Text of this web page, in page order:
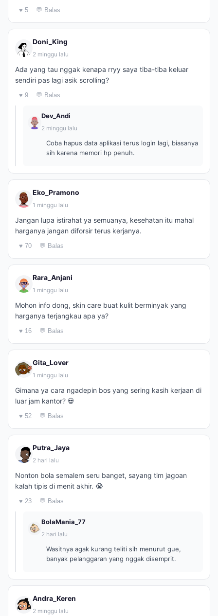
♥ 5 💬 Balas
Doni_King
2 minggu lalu
Ada yang tau nggak kenapa rryy saya tiba-tiba keluar
sendiri pas lagi asik scrolling?
♥ 9 💬 Balas
Dev_Andi
2 minggu lalu
Coba hapus data aplikasi terus login lagi, biasanya
sih karena memori hp penuh.
Eko_Pramono
1 minggu lalu
Jangan lupa istirahat ya semuanya, kesehatan itu mahal
harganya jangan diforsir terus kerjanya.
♥ 70 💬 Balas
Rara_Anjani
1 minggu lalu
Mohon info dong, skin care buat kulit berminyak yang
harganya terjangkau apa ya?
♥ 16 💬 Balas
Gita_Lover
1 minggu lalu
Gimana ya cara ngadepin bos yang sering kasih kerjaan di
luar jam kantor? 💀
♥ 52 💬 Balas
Putra_Jaya
2 hari lalu
Nonton bola semalem seru banget, sayang tim jagoan
kalah tipis di menit akhir. 😭
♥ 23 💬 Balas
BolaMania_77
2 hari lalu
Wasitnya agak kurang teliti sih menurut gue,
banyak pelanggaran yang nggak disemprit.
Andra_Keren
2 minggu lalu